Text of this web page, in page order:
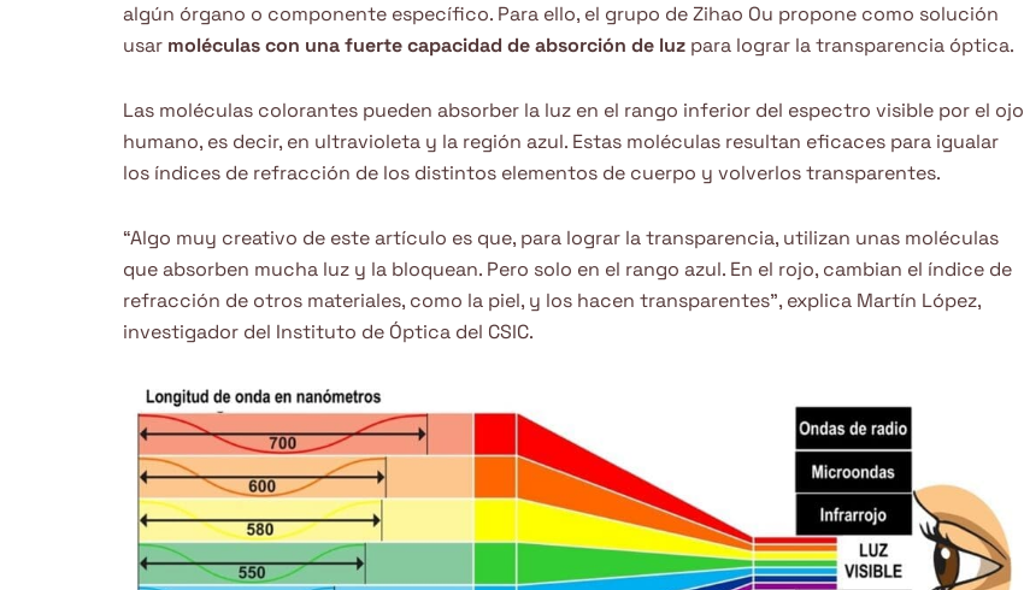
algún órgano o componente específico. Para ello, el grupo de Zihao Ou propone como solución
usar moléculas con una fuerte capacidad de absorción de luz para lograr la transparencia óptica.
Las moléculas colorantes pueden absorber la luz en el rango inferior del espectro visible por el ojo
humano, es decir, en ultravioleta y la región azul. Estas moléculas resultan eficaces para igualar
los índices de refracción de los distintos elementos de cuerpo y volverlos transparentes.
“Algo muy creativo de este artículo es que, para lograr la transparencia, utilizan unas moléculas
que absorben mucha luz y la bloquean. Pero solo en el rango azul. En el rojo, cambian el índice de
refracción de otros materiales, como la piel, y los hacen transparentes”, explica Martín López,
investigador del Instituto de Óptica del CSIC.